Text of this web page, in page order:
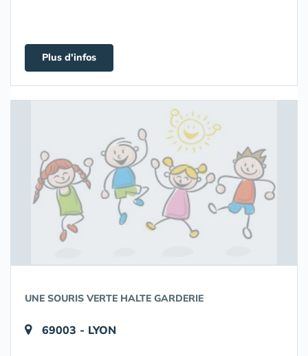
Plus d'infos
UNE SOURIS VERTE HALTE GARDERIE
69003 - LYON